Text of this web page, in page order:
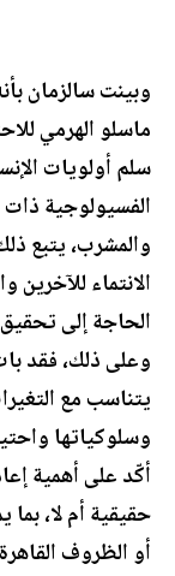
وبينت سالزمان
ماسلو الهرمي
سلم أولويات
الفسيولوجية ذات
والمشرب، يتبع
الانتماء
الحاجة إلى
وعلى ذلك، فقد
يتناسب مع
وسلوكياتها
أكّد على أهمية
حقيقية أم لا،
أو الظروف